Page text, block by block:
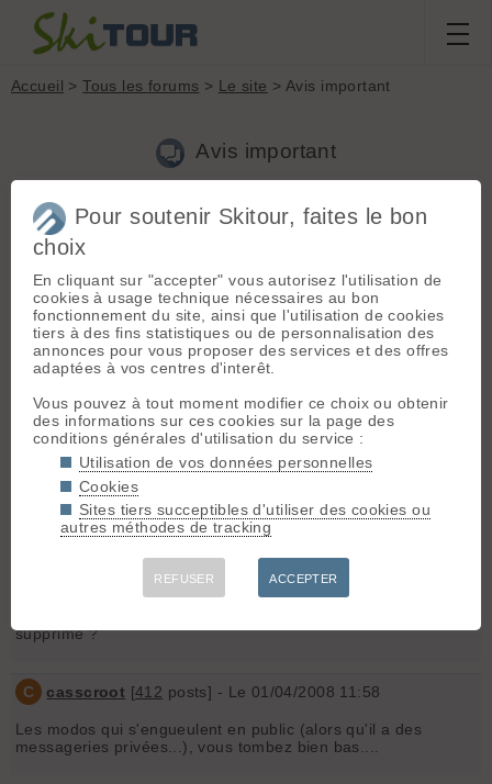
Accueil >Tous les forums > Le site > Avis important
Avis important
Aller à la page :
manu38- Le 01/04/2008 11:43
Même si ce n'est une blague, merci aux modérateurs de ne
pas se lyncher en public. Cela donne une image de Skitour
absolument non représentative de ce site formidable où
chacun peut s'exprimer dans la mesure où il respecte les
autres.
Cakos[12posts] - Le 01/04/2008 11:50
Tu as aussi mon support: vive les skitouriens, les
modérateurs, et à bas les procéduriers ! 😡
Quelle est la différence entre "poster" et "éditer" ?
supprimé ?
C casscroot [412 posts] - Le 01/04/2008 11:58
Les modos qui s'engueulent en public (alors qu'il a des
messageries privées...), vous tombez bien bas....
Pour soutenir Skitour, faites le bon
choix
En cliquant sur "accepter" vous autorisez l'utilisation de
cookies à usage technique nécessaires au bon
fonctionnement du site, ainsi que l'utilisation de cookies
tiers à des fins statistiques ou de personnalisation des
annonces pour vous proposer des services et des offres
adaptées à vos centres d'interêt.
Vous pouvez à tout moment modifier ce choix ou obtenir
des informations sur ces cookies sur la page des
conditions générales d'utilisation du service :
Utilisation de vos données personnelles
Cookies
Sites tiers succeptibles d'utiliser des cookies ou
autres méthodes de tracking
REFUSER ACCEPTER